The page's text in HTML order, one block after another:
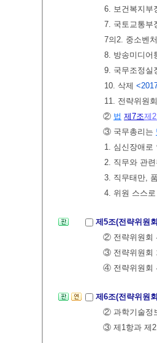
6. 보건복지부
7. 국토교통부
7의2. 중소벤
8. 방송미디어
9. 국무조정실
10. 삭제
11. 전략위원
② 법 제7조제
③ 국무총리는
1. 심신장애로
2. 직무와 관
3. 직무태만,
4. 위원 스스
제5조(전략위원
② 전략위원회
③ 전략위원회
④ 전략위원회
제6조(전략위원
② 과학기술정
③ 제1항과 제2